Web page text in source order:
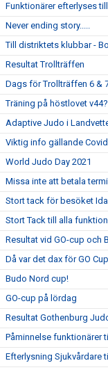
Funktionärer efterlyses
Never ending story.....
Till distriktets klubbar -
Resultat Trollträffen
Dags för Trollträffen 6 &
Träning på höstlovet v44?
Adaptive Judo i
Viktig info gällande
World Judo Day 2021
Missa inte att betala
Stort tack för besöket
Stort Tack till alla
Resultat vid GO-cup och
Då var det dax för GO Cup
Budo Nord cup!
GO-cup på lördag
Resultat Gothenburg
Påminnelse funktionärer
Efterlysning Sjukvårdare